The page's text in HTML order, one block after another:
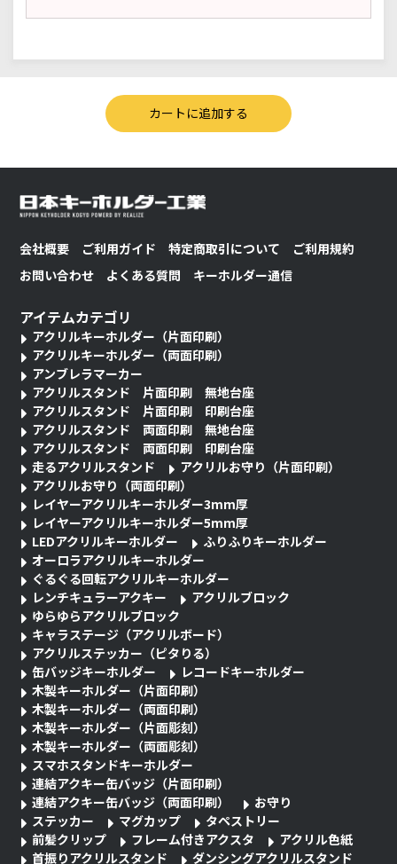
会社概要 ご利用ガイド 特定商取引について
ご利用規約
お問い合わせ
よくある質問 キーホルダー通信
アイテムカテゴリ
アクリルキーホルダー（片面印刷）
アクリルキーホルダー（両面印刷）
アンブレラマーカー
アクリルスタンド 片面印刷 無地台座
アクリルスタンド 片面印刷 印刷台座
アクリルスタンド 両面印刷 無地台座
アクリルスタンド 両面印刷 印刷台座
走るアクリルスタンド
アクリルお守り（片面印刷）
アクリルお守り（両面印刷）
レイヤーアクリルキーホルダー3mm厚
レイヤーアクリルキーホルダー5mm厚
LEDアクリルキーホルダー
ふりふりキーホルダー
オーロラアクリルキーホルダー
ぐるぐる回転アクリルキーホルダー
レンチキュラーアクキー
アクリルブロック
ゆらゆらアクリルブロック
キャラステージ（アクリルボード）
アクリルステッカー（ピタりる）
缶バッジキーホルダー
レコードキーホルダー
木製キーホルダー（片面印刷）
木製キーホルダー（両面印刷）
木製キーホルダー（片面彫刻）
木製キーホルダー（両面彫刻）
スマホスタンドキーホルダー
連結アクキー缶バッジ（片面印刷）
連結アクキー缶バッジ（両面印刷）
お守り
ステッカー
マグカップ
タペストリー
前髪クリップ
フレーム付きアクスタ
アクリル色紙
首振りアクリルスタンド
ダンシングアクリルスタンド